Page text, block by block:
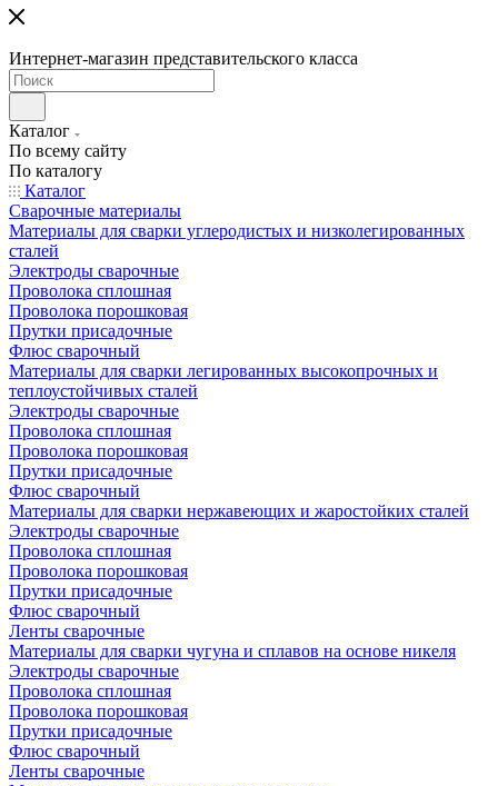
Интернет-магазин представительского класса
Каталог
По всему сайту
По каталогу
Каталог
Сварочные материалы
Материалы для сварки углеродистых и низколегированных
сталей
Электроды сварочные
Проволока сплошная
Проволока порошковая
Прутки присадочные
Флюс сварочный
Материалы для сварки легированных высокопрочных и
теплоустойчивых сталей
Электроды сварочные
Проволока сплошная
Проволока порошковая
Прутки присадочные
Флюс сварочный
Материалы для сварки нержавеющих и жаростойких сталей
Электроды сварочные
Проволока сплошная
Проволока порошковая
Прутки присадочные
Флюс сварочный
Ленты сварочные
Материалы для сварки чугуна и сплавов на основе никеля
Электроды сварочные
Проволока сплошная
Проволока порошковая
Прутки присадочные
Флюс сварочный
Ленты сварочные